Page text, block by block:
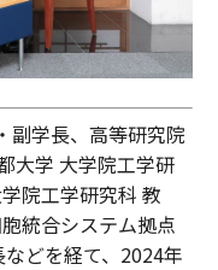
副学長、高等研究院
大学 大学院工学研
院工学研究科 教
統合システム拠点
などを経て、2024年